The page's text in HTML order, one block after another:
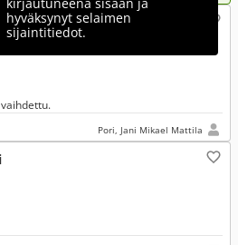
hyväksynyt selaimen
sijaintitiedot.
DF 6
Pori, Jani Mikael Mattila